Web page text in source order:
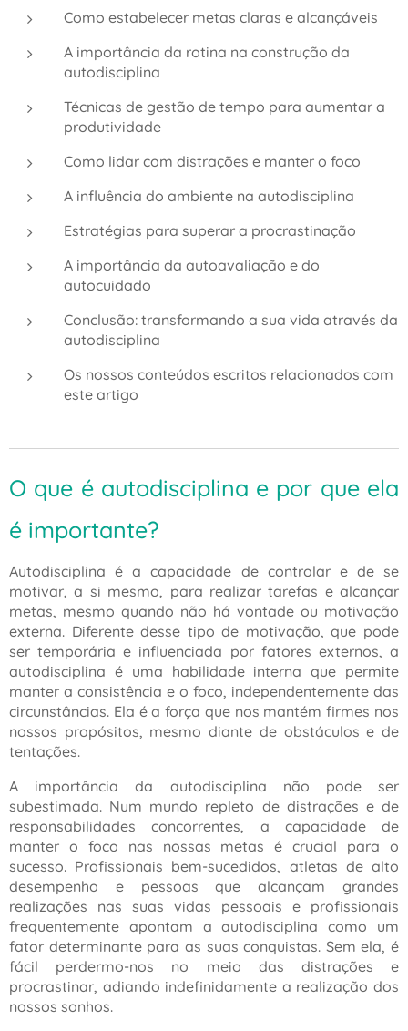
Como estabelecer metas claras e alcançáveis
A importância da rotina na construção da
autodisciplina
Técnicas de gestão de tempo para aumentar a
produtividade
Como lidar com distrações e manter o foco
A influência do ambiente na autodisciplina
Estratégias para superar a procrastinação
A importância da autoavaliação e do
autocuidado
Conclusão: transformando a sua vida através da
autodisciplina
Os nossos conteúdos escritos relacionados com
este artigo
O que é autodisciplina e por que ela
é importante?
Autodisciplina é a capacidade de controlar e de se
motivar, a si mesmo, para realizar tarefas e alcançar
metas, mesmo quando não há vontade ou motivação
externa. Diferente desse tipo de motivação, que pode
ser temporária e influenciada por fatores externos, a
autodisciplina é uma habilidade interna que permite
manter a consistência e o foco, independentemente das
circunstâncias. Ela é a força que nos mantém firmes nos
nossos propósitos, mesmo diante de obstáculos e de
tentações.
A importância da autodisciplina não pode ser
subestimada. Num mundo repleto de distrações e de
responsabilidades concorrentes, a capacidade de
manter o foco nas nossas metas é crucial para o
sucesso. Profissionais bem-sucedidos, atletas de alto
desempenho e pessoas que alcançam grandes
realizações nas suas vidas pessoais e profissionais
frequentemente apontam a autodisciplina como um
fator determinante para as suas conquistas. Sem ela, é
fácil perdermo-nos no meio das distrações e
procrastinar, adiando indefinidamente a realização dos
nossos sonhos.